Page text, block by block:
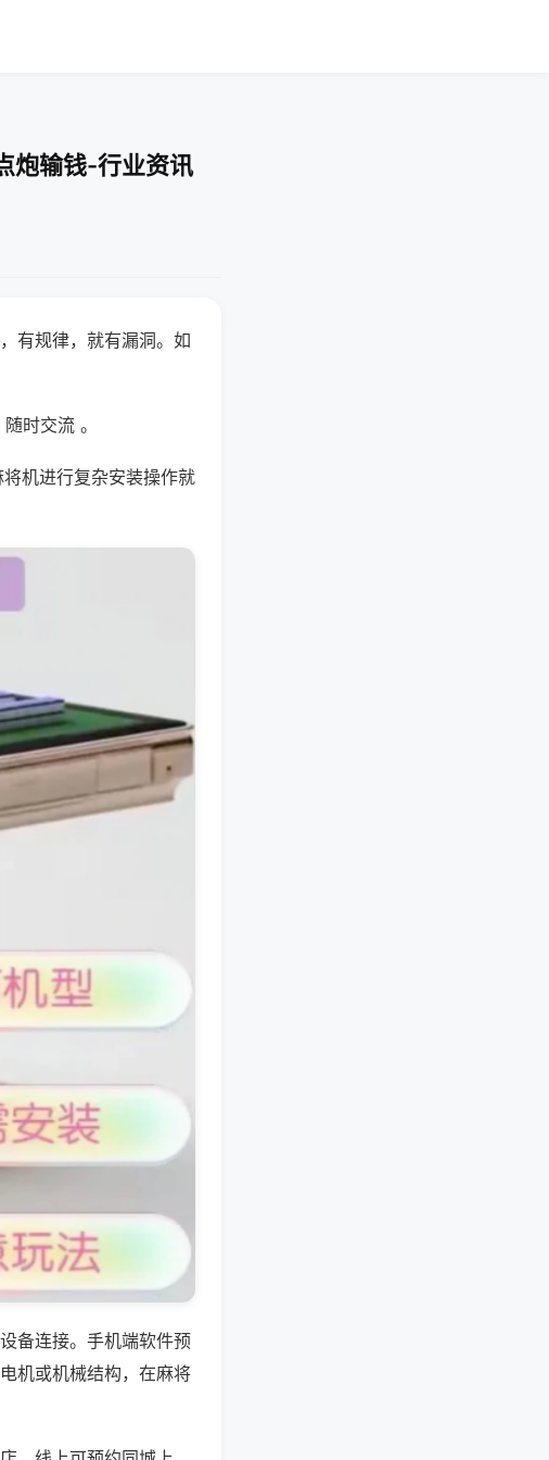
炮输钱-行业资讯
有规律，就有漏洞。如
时交流 。
机进行复杂安装操作就
备连接。手机端软件预
机或机械结构，在麻将